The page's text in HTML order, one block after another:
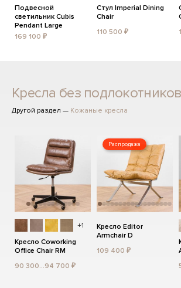
Подвесной
светильник Cubis
Pendant Large
169 100 ₽
Стул Imperial Dining
Chair
110 500 ₽
Кресла без подлокотников
Другой раздел — Кожаные кресла
+1
Кресло Coworking
Office Chair RM
90 300...94 700 ₽
Распродажа
Кресло Editor
Armchair D
109 400 ₽